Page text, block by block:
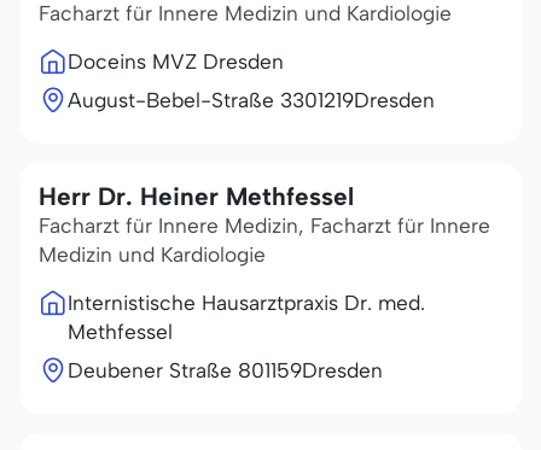
Facharzt für Innere Medizin und Kardiologie
Doceins MVZ Dresden
August-Bebel-Straße 3301219Dresden
Herr Dr. Heiner Methfessel
Facharzt für Innere Medizin, Facharzt für Innere
Medizin und Kardiologie
Internistische Hausarztpraxis Dr. med.
Methfessel
Deubener Straße 801159Dresden